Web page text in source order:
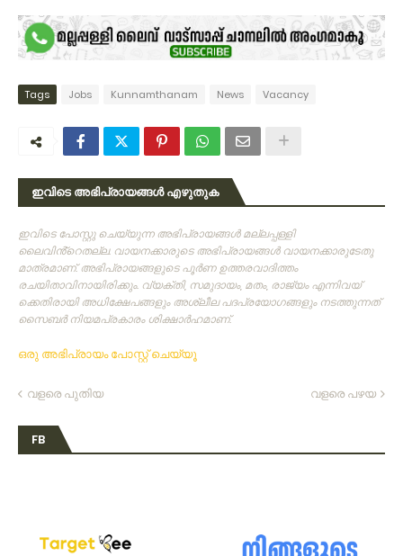
Tags Jobs Kunnamthanam News Vacancy
ഇവിടെ അഭിപ്രായങ്ങൾ എഴുതുക
ഇവിടെ പോസ്റ്റു ചെയ്യുന്ന അഭിപ്രായങ്ങള്‍ മല്ലപ്പള്ളി
ലൈവിൻ്റെതല്ല. വായനക്കാരുടെ അഭിപ്രായങ്ങള്‍ വായനക്കാരുടേതു
മാത്രമാണ്‌. അഭിപ്രായങ്ങളുടെ പൂര്‍ണ ഉത്തരവാദിത്തം
രചയിതാവിനായിരിക്കും. വ്യക്തി, സമുദായം, മതം, രാജ്യം എന്നിവയ്
ക്കെതിരായി അധിക്ഷേപങ്ങളും അശ്ലീല പദപ്രയോഗങ്ങളും നടത്തുന്നത്‌
സൈബര്‍ നിയമപ്രകാരം ശിക്ഷാര്‍ഹമാണ്‌.
ഒരു അഭിപ്രായം പോസ്റ്റ് ചെയ്യൂ
വളരെ പുതിയ വളരെ പഴയ
FB